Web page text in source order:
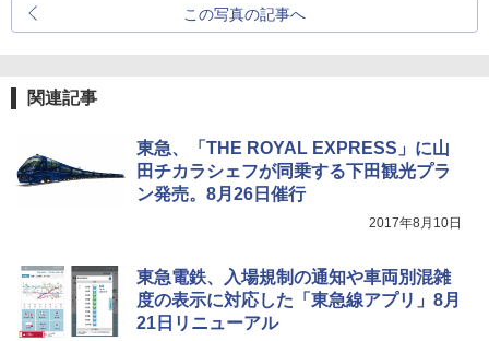
この写真の記事へ
関連記事
東急、「THE ROYAL EXPRESS」に山
田チカラシェフが同乗する下田観光プラ
ン発売。8月26日催行
2017年8月10日
東急電鉄、入場規制の通知や車両別混雑
度の表示に対応した「東急線アプリ」8月
21日リニューアル